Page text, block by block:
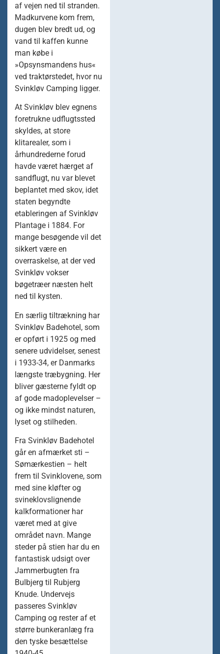
af vejen ned til stranden.
Madkurvene kom frem,
dugen blev bredt ud, og
vand til kaffen kunne
man købe i
»Opsynsmandens hus«
ved traktørstedet, hvor nu
Svinkløv Camping ligger.
At Svinkløv blev egnens
foretrukne udflugtssted
skyldes, at store
klitarealer, som i
århundrederne forud
havde været hærget af
sandflugt, nu var blevet
beplantet med skov, idet
staten begyndte
etableringen af Svinkløv
Plantage i 1884. For
mange besøgende vil det
sikkert være en
overraskelse, at der ved
Svinkløv vokser
bøgetræer næsten helt
ned til kysten.
En særlig tiltrækning har
Svinkløv Badehotel, som
er opført i 1925 og med
senere udvidelser, senest
i 1933-34, er Danmarks
længste træbygning. Her
bliver gæsterne fyldt op
af gode madoplevelser –
og ikke mindst naturen,
lyset og stilheden.
Fra Svinkløv Badehotel
går en afmærket sti –
Sømærkestien – helt
frem til Svinklovene, som
med sine kløfter og
svineklovslignende
kalkformationer har
været med at give
området navn. Mange
steder på stien har du en
fantastisk udsigt over
Jammerbugten fra
Bulbjerg til Rubjerg
Knude. Undervejs
passeres Svinkløv
Camping og rester af et
større bunkeranlæg fra
den tyske besættelse